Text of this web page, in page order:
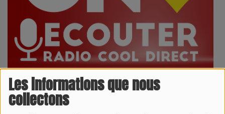
Les informations que nous
collectonsFLASH INFOS 05/08/2026